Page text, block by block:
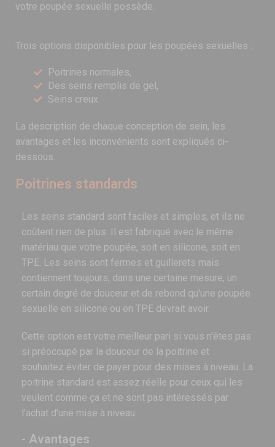
votre poupée sexuelle possède.
Trois options disponibles pour les poupées sexuelles :
Poitrines normales,
Des seins remplis de gel,
Seins creux.
La description de chaque conception de sein, les
avantages et les inconvénients sont expliqués ci-
dessous.
Poitrines standards
Les seins standard sont faciles et simples, et ils ne
coûtent rien de plus. Il est fabriqué avec le même
matériau que votre poupée, soit en silicone, soit en
TPE. Les seins sont fermes et guillerets mais
contiennent toujours, dans une certaine mesure, un
certain degré de douceur et de rebond qu'une poupée
sexuelle en silicone ou en TPE devrait avoir.
Cette option est votre meilleur pari si vous n'êtes pas
si préoccupé par la douceur de la poitrine et
souhaitez éviter de payer pour des mises à niveau. La
poitrine standard est assez réelle pour ceux qui les
veulent comme ça et ne sont pas intéressés par
l'achat d'une mise à niveau.
- Avantages